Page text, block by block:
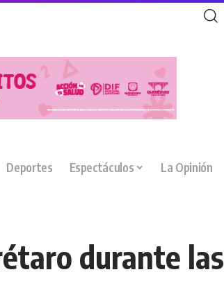
Deportes Espectáculos La Opinión
durante las